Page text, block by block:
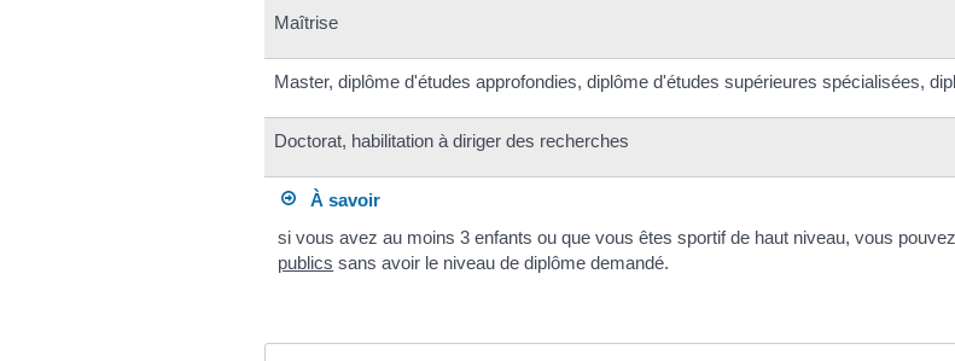
Maîtrise
Master, diplôme d'études approfondies, diplôme d'études supérieures spécialisées,
Doctorat, habilitation à diriger des recherches
À savoir
si vous avez au moins 3 enfants ou que vous êtes sportif de haut niveau, vous
publics sans avoir le niveau de diplôme demandé.